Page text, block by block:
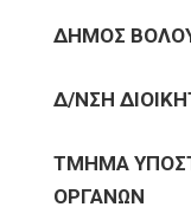
ΔΗΜΟΣ
Δ/ΝΣΗ
ΤΜΗΜΑ
ΟΡΓΑΝΩΝ